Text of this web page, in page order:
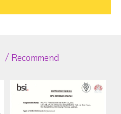
Recommend